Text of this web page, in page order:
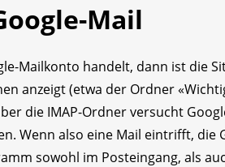
Mail
Mailkonto handelt, dann ist die
anzeigt (etwa der Ordner
die IMAP-Ordner versucht
Wenn also eine Mail eintrifft, die
sowohl im Posteingang, als